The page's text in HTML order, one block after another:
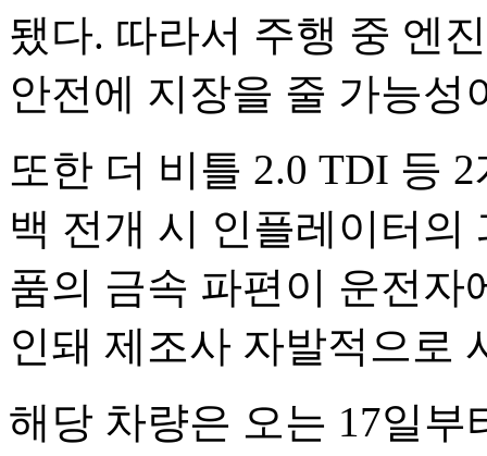
됐다. 따라서 주행 중 엔
안전에 지장을 줄 가능성
또한 더 비틀 2.0 TDI 등
백 전개 시 인플레이터의
품의 금속 파편이 운전자
인돼 제조사 자발적으로
해당 차량은 오는 17일